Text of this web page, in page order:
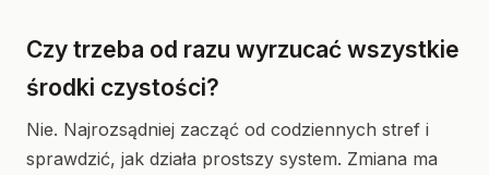
Czy trzeba od razu wyrzucać wszystkie
środki czystości?
Nie. Najrozsądniej zacząć od codziennych stref i
sprawdzić, jak działa prostszy system. Zmiana ma